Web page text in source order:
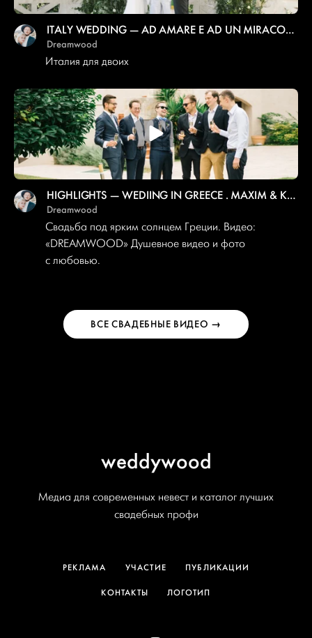
ITALY WEDDING — AD AMARE E AD UN MIRACOLO. SERMIONE. DREAMWOOD
Dreamwood
Италия для двоих
HIGHLIGHTS — WEDIING IN GREECE . MAXIM & KATE
Dreamwood
Свадьба под ярким солнцем Греции. Видео:
«DREAMWOOD» Душевное видео и фото
с любовью.
ВСЕ СВАДЕБНЫЕ ВИДЕО →
weddywood
Медиа для современных невест и каталог лучших
свадебных профи
РЕКЛАМА УЧАСТИЕ ПУБЛИКАЦИИ
КОНТАКТЫ ЛОГОТИП